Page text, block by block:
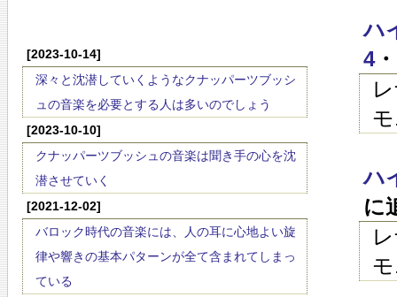
[2023-10-14]
深々と沈潜していくようなクナッパーツブッシ
ュの音楽を必要とする人は多いのでしょう
[2023-10-10]
クナッパーツブッシュの音楽は聞き手の心を沈
潜させていく
[2021-12-02]
バロック時代の音楽には、人の耳に心地よい旋
律や響きの基本パターンが全て含まれてしまっ
ている
ハ
4
ハ
に